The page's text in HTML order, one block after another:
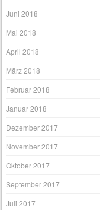
Juni 2018
Mai 2018
April 2018
März 2018
Februar 2018
Januar 2018
Dezember 2017
November 2017
Oktober 2017
September 2017
Juli 2017